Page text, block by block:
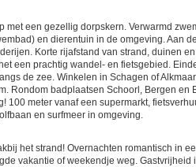
met een gezellig dorpskern. Verwarmd
en dierentuin in de omgeving. Aan de
Korte rijafstand van strand, duinen
een prachtig wandel- en fietsgebied.
de zee. Winkelen in Schagen of
Rondom badplaatsen Schoorl, Bergen en
100 meter vanaf een supermarkt,
en surfmeer in omgeving.
het strand! Overnachten romantisch in
vakantie of weekendje weg. Gastvrijheid